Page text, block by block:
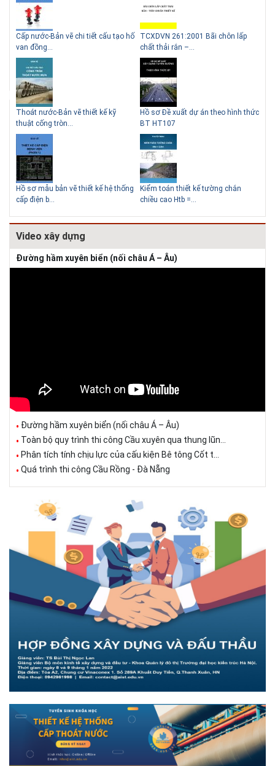
Thiết kế nhà siêu nhỏ độc đáo
Giải pháp xử lý thấm chân
Biệt thự phố có bể bơi làm
trung tâm
Cấp nước-Bản vẽ chi tiết cấu tạo hố
van đồng...
Thoát nước-Bản vẽ thiết kế kỹ
thuật cống tròn...
Hồ sơ mẫu bản vẽ thiết kế hệ thống
cấp điện b...
TCXDVN 261:2001 Bãi chôn lấp
chất thải rắn –...
Hồ sơ Đề xuất dự án theo hình thức
BT HT107
Kiểm toán thiết kế tường chắn
chiều cao Htb =...
Video xây dựng
Đường hầm xuyên biển (nối châu Á – Âu)
Đường hầm xuyên biển (nối châu Á – Âu)
Toàn bộ quy trình thi công Cầu xuyên qua thung lũn...
Phân tích tính chịu lực của cấu kiện Bê tông Cốt t...
Quá trình thi công Cầu Rồng - Đà Nẵng